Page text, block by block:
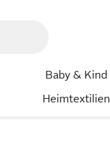
Baby & Kind
Heimtextilien